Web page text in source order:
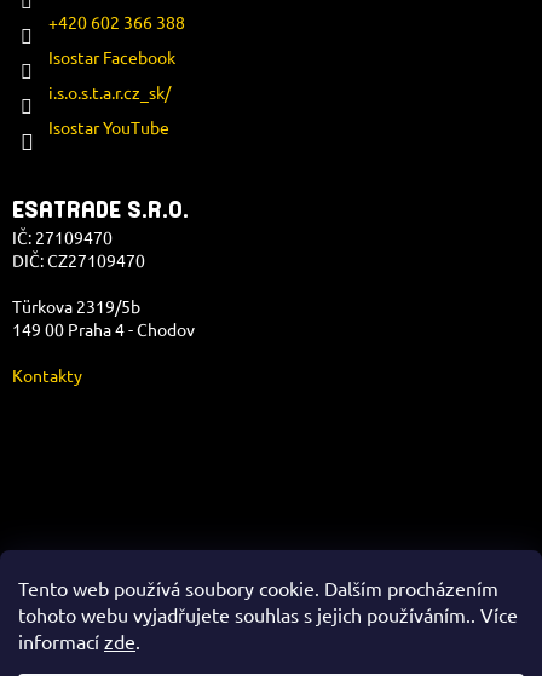
Tento web používá soubory cookie. Dalším procházením
tohoto webu vyjadřujete souhlas s jejich používáním.. Více
informací zde.
+420 602 366 388
Isostar Facebook
i.s.o.s.t.a.r.cz_sk/
Isostar YouTube
ESATRADE S.R.O.
IČ: 27109470
DIČ: CZ27109470
Türkova 2319/5b
149 00 Praha 4 - Chodov
Kontakty